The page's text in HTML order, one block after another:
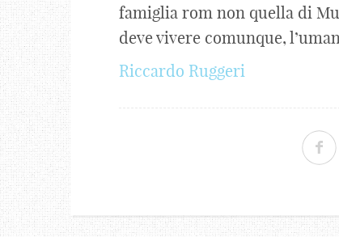
famiglia rom non quella di
deve vivere comunque,
Riccardo Ruggeri